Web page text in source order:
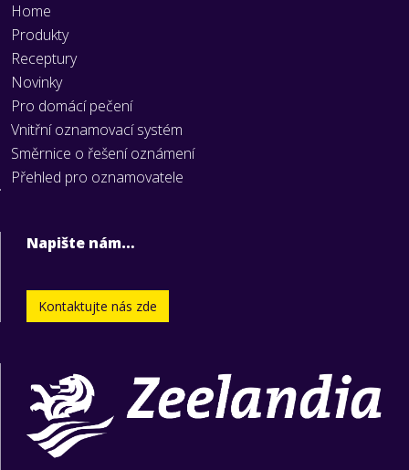
Home
Produkty
Receptury
Novinky
Pro domácí pečení
Vnitřní oznamovací systém
Směrnice o řešení oznámení
Přehled pro oznamovatele
Napište nám…
Kontaktujte nás zde